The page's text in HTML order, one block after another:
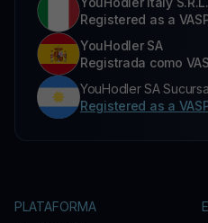
Registered as a
YouHodler SA
Registrada como
YouHodler SA
Registered as a
PLATAFORMA